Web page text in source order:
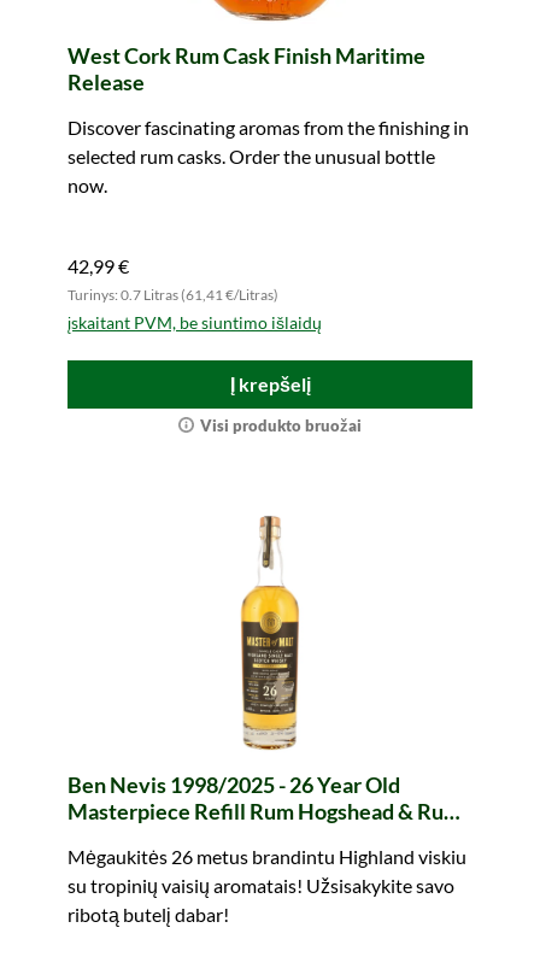
West Cork Rum Cask Finish Maritime
Release
Discover fascinating aromas from the finishing in
selected rum casks. Order the unusual bottle
now.
42,99 €
Turinys: 0.7 Litras (61,41 €/Litras)
įskaitant PVM, be siuntimo išlaidų
Į krepšelį
Visi produkto bruožai
Ben Nevis 1998/2025 - 26 Year Old
Masterpiece Refill Rum Hogshead & Rum
Mėgaukitės 26 metus brandintu Highland viskiu
su tropinių vaisių aromatais! Užsisakykite savo
ribotą butelį dabar!